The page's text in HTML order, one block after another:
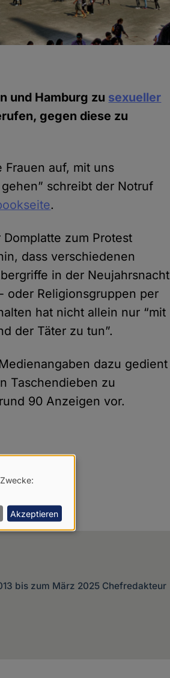
und Hamburg zu sexueller
gegen diese zu
auf, mit uns
schreibt der Notruf
.
zum Protest
dass verschiedenen
in der Neujahrsnacht
oder Religionsgruppen per
hat nicht allein nur “mit
der Täter zu tun”.
dazu gedient
Taschendieben zu
90 Anzeigen vor.
bis zum März 2025 Chefredakteur
Akzeptieren